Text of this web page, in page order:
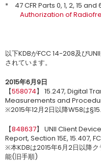
* 47 CFR Parts 0, 1, 2, 15
Authorization of
以下KDBがFCC 14-208及び
されています。
2015年6月9日
【558074】 15.247, Digital
Measurements and
※2015年12月2日以降W58は
【848637】 UNII Client
Report, Section 15E, 15.407,
※本KDBは2015年6月2日以降
能(旧手順)